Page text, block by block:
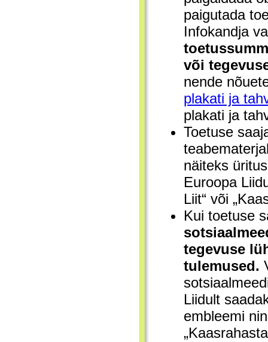
paigutada
Infokandja
või
nende
plakati ja
plakati ja
Toetuse
näiteks
Euroopa
Liit“ või
Kui toetuse
tegevuse
tulemused.
Liidult
embleemi